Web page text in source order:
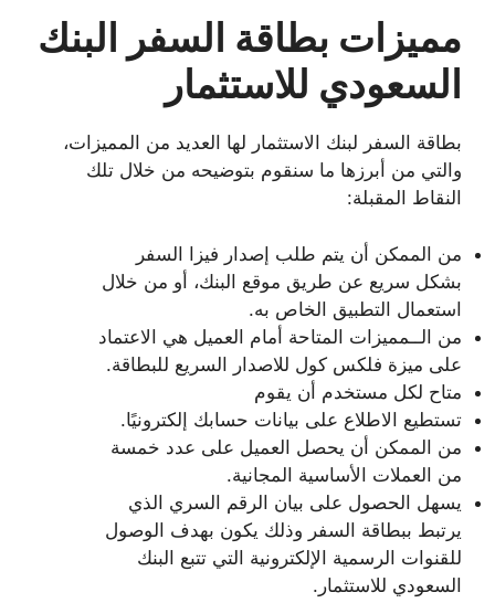
مميزات بطاقة السفر البنك
السعودي للاستثمار
بطاقة السفر لبنك الاستثمار لها العديد من المميزات،
والتي من أبرزها ما سنقوم بتوضيحه من خلال تلك
النقاط المقبلة:
من الممكن أن يتم طلب إصدار فيزا السفر
بشكل سريع عن طريق موقع البنك، أو من خلال
استعمال التطبيق الخاص به.
من الــمميزات المتاحة أمام العميل هي الاعتماد
على ميزة فلكس كول للاصدار السريع للبطاقة.
متاح لكل مستخدم أن يقوم
تستطيع الاطلاع على بيانات حسابك إلكترونيًا.
من الممكن أن يحصل العميل على عدد خمسة
من العملات الأساسية المجانية.
يسهل الحصول على بيان الرقم السري الذي
يرتبط ببطاقة السفر وذلك يكون بهدف الوصول
للقنوات الرسمية الإلكترونية التي تتبع البنك
السعودي للاستثمار.